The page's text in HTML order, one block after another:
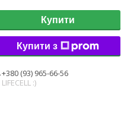
Купити
Купити з
+380 (93) 965-66-56
LIFECELL :)